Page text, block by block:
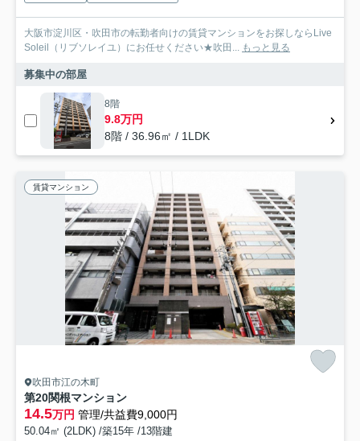
大阪市淀川区・吹田市の転勤者向けの賃貸マンションをお探しならLive
Soleil（リブソレイユ）にお任せください★吹田... もっと見る
募集中の部屋
8階
9.8万円
8階 / 36.96㎡ / 1LDK
賃貸マンション
吹田市江の木町
第20関根マンション
14.5万円 管理/共益費9,000円
50.04㎡ (2LDK) /築15年 /13階建